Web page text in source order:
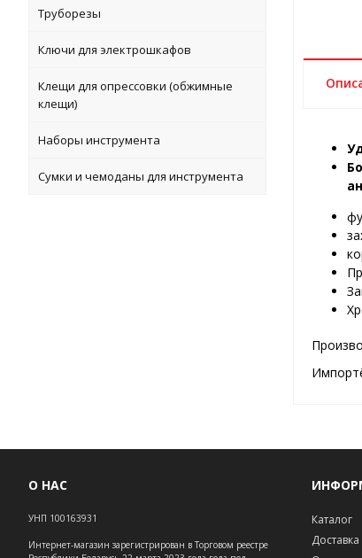
Труборезы
Ключи для электрошкафов
Клещи для опрессовки (обжимные
клещи)
Наборы инструмента
Сумки и чемоданы для инструмента
О НАС
УНП 100163931
Интернет-магазин зарегистрирован в Торговом реестре
Каталог